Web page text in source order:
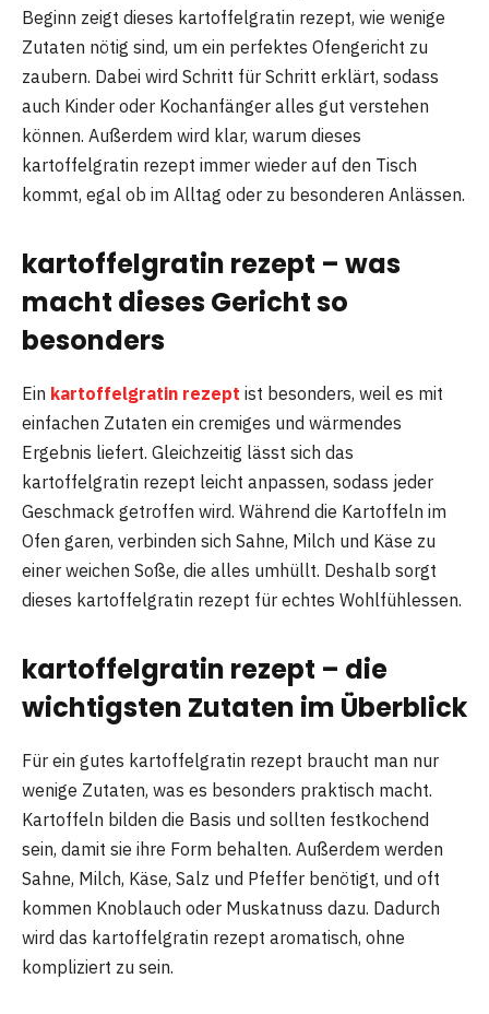
Beginn zeigt dieses kartoffelgratin rezept, wie wenige
Zutaten nötig sind, um ein perfektes Ofengericht zu
zaubern. Dabei wird Schritt für Schritt erklärt, sodass
auch Kinder oder Kochanfänger alles gut verstehen
können. Außerdem wird klar, warum dieses
kartoffelgratin rezept immer wieder auf den Tisch
kommt, egal ob im Alltag oder zu besonderen Anlässen.
kartoffelgratin rezept – was
macht dieses Gericht so
besonders
Ein kartoffelgratin rezept ist besonders, weil es mit
einfachen Zutaten ein cremiges und wärmendes
Ergebnis liefert. Gleichzeitig lässt sich das
kartoffelgratin rezept leicht anpassen, sodass jeder
Geschmack getroffen wird. Während die Kartoffeln im
Ofen garen, verbinden sich Sahne, Milch und Käse zu
einer weichen Soße, die alles umhüllt. Deshalb sorgt
dieses kartoffelgratin rezept für echtes Wohlfühlessen.
kartoffelgratin rezept – die
wichtigsten Zutaten im Überblick
Für ein gutes kartoffelgratin rezept braucht man nur
wenige Zutaten, was es besonders praktisch macht.
Kartoffeln bilden die Basis und sollten festkochend
sein, damit sie ihre Form behalten. Außerdem werden
Sahne, Milch, Käse, Salz und Pfeffer benötigt, und oft
kommen Knoblauch oder Muskatnuss dazu. Dadurch
wird das kartoffelgratin rezept aromatisch, ohne
kompliziert zu sein.